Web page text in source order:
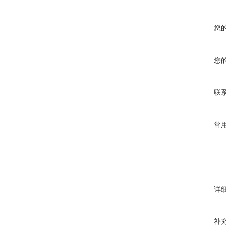
您
您
联
常
详
补